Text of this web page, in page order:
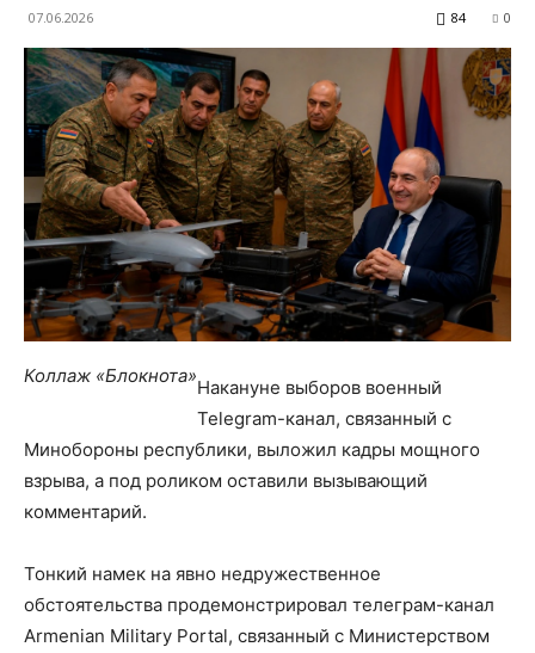
07.06.2026 0
84
Коллаж «Блокнота»
Накануне выборов военный
Telegram-канал, связанный с
Минобороны республики, выложил кадры мощного
взрыва, а под роликом оставили вызывающий
комментарий.
Тонкий намек на явно недружественное
обстоятельства продемонстрировал телеграм-канал
Armenian Military Portal, связанный с Министерством